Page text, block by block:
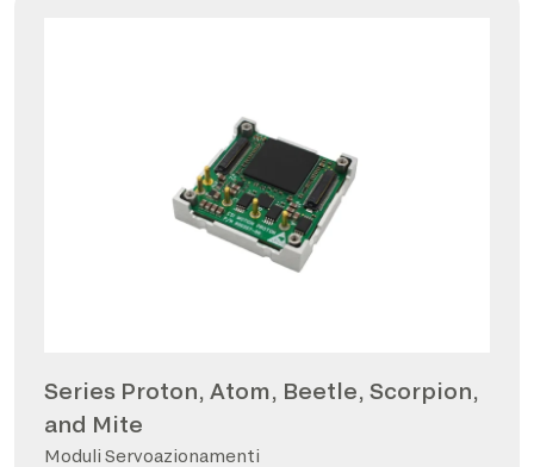
Series Proton, Atom, Beetle, Scorpion,
and Mite
Moduli Servoazionamenti